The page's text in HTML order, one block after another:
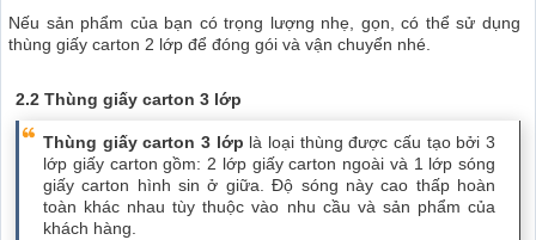
Nếu sản phẩm của bạn có trọng lượng nhẹ, gọn, có thể sử dụng
thùng giấy carton 2 lớp để đóng gói và vận chuyển nhé.
2.2 Thùng giấy carton 3 lớp
Thùng giấy carton 3 lớp là loại thùng được cấu tạo bởi 3
lớp giấy carton gồm: 2 lớp giấy carton ngoài và 1 lớp sóng
giấy carton hình sin ở giữa. Độ sóng này cao thấp hoàn
toàn khác nhau tùy thuộc vào nhu cầu và sản phẩm của
khách hàng.